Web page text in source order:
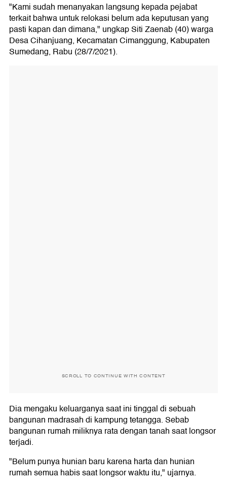
"Kami sudah menanyakan langsung kepada pejabat
terkait bahwa untuk relokasi belum ada keputusan yang
pasti kapan dan dimana," ungkap Siti Zaenab (40) warga
Desa Cihanjuang, Kecamatan Cimanggung, Kabupaten
Sumedang, Rabu (28/7/2021).
SCROLL TO CONTINUE WITH CONTENT
Dia mengaku keluarganya saat ini tinggal di sebuah
bangunan madrasah di kampung tetangga. Sebab
bangunan rumah miliknya rata dengan tanah saat longsor
terjadi.
"Belum punya hunian baru karena harta dan hunian
rumah semua habis saat longsor waktu itu," ujarnya.